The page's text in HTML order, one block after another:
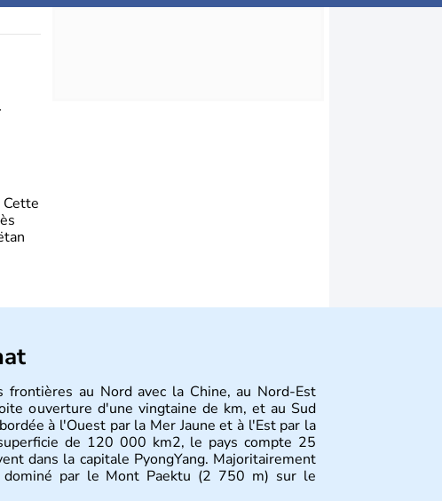
frontières au Nord avec la Chine, au Nord-Est
ouverture d'une vingtaine de km, et au Sud
à l'Ouest par la Mer Jaune et à l'Est par la
de 120 000 km2, le pays compte 25
dans la capitale PyongYang. Majoritairement
par le Mont Paektu (2 750 m) sur le